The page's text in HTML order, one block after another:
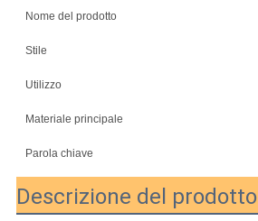
Nome del prodotto
Stile
Utilizzo
Materiale principale
Parola chiave
Descrizione del prodotto